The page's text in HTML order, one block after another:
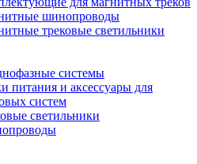
шинопроводы
трековые светильники
системы
питания и аксессуары для
систем
светильники